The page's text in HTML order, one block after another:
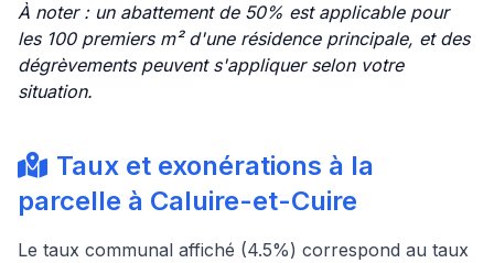
À noter : un abattement de 50% est applicable pour
les 100 premiers m² d'une résidence principale, et des
dégrèvements peuvent s'appliquer selon votre
situation.
Taux et exonérations à la
parcelle à Caluire-et-Cuire
Le taux communal affiché (4.5%) correspond au taux